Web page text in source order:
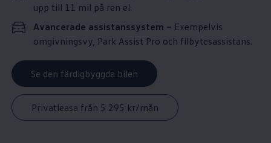
upp till 11 mil på ren el.
Avancerade assistanssystem – Exempelvis
omgivningsvy, Park Assist Pro och filbytesassistans.
Se den färdigbyggda bilen
Privatleasa från 5 295 kr/mån